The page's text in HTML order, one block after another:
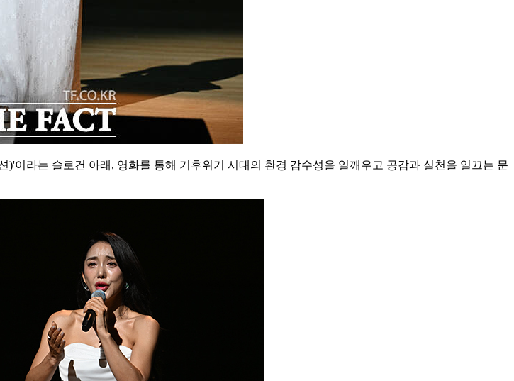
)'이라는 슬로건 아래, 영화를 통해 기후위기 시대의 환경 감수성을 일깨우고 공감과 실천을 일끄는 문